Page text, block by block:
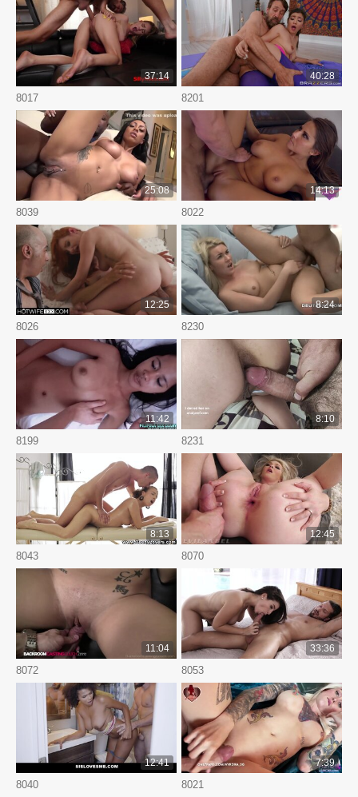
8017
37:14
8201
40:28
8039
25:08
8022
14:13
8026
12:25
8230
8:24
8199
11:42
8231
8:10
8043
8:13
8070
12:45
8072
11:04
8053
33:36
8040
12:41
8021
7:39